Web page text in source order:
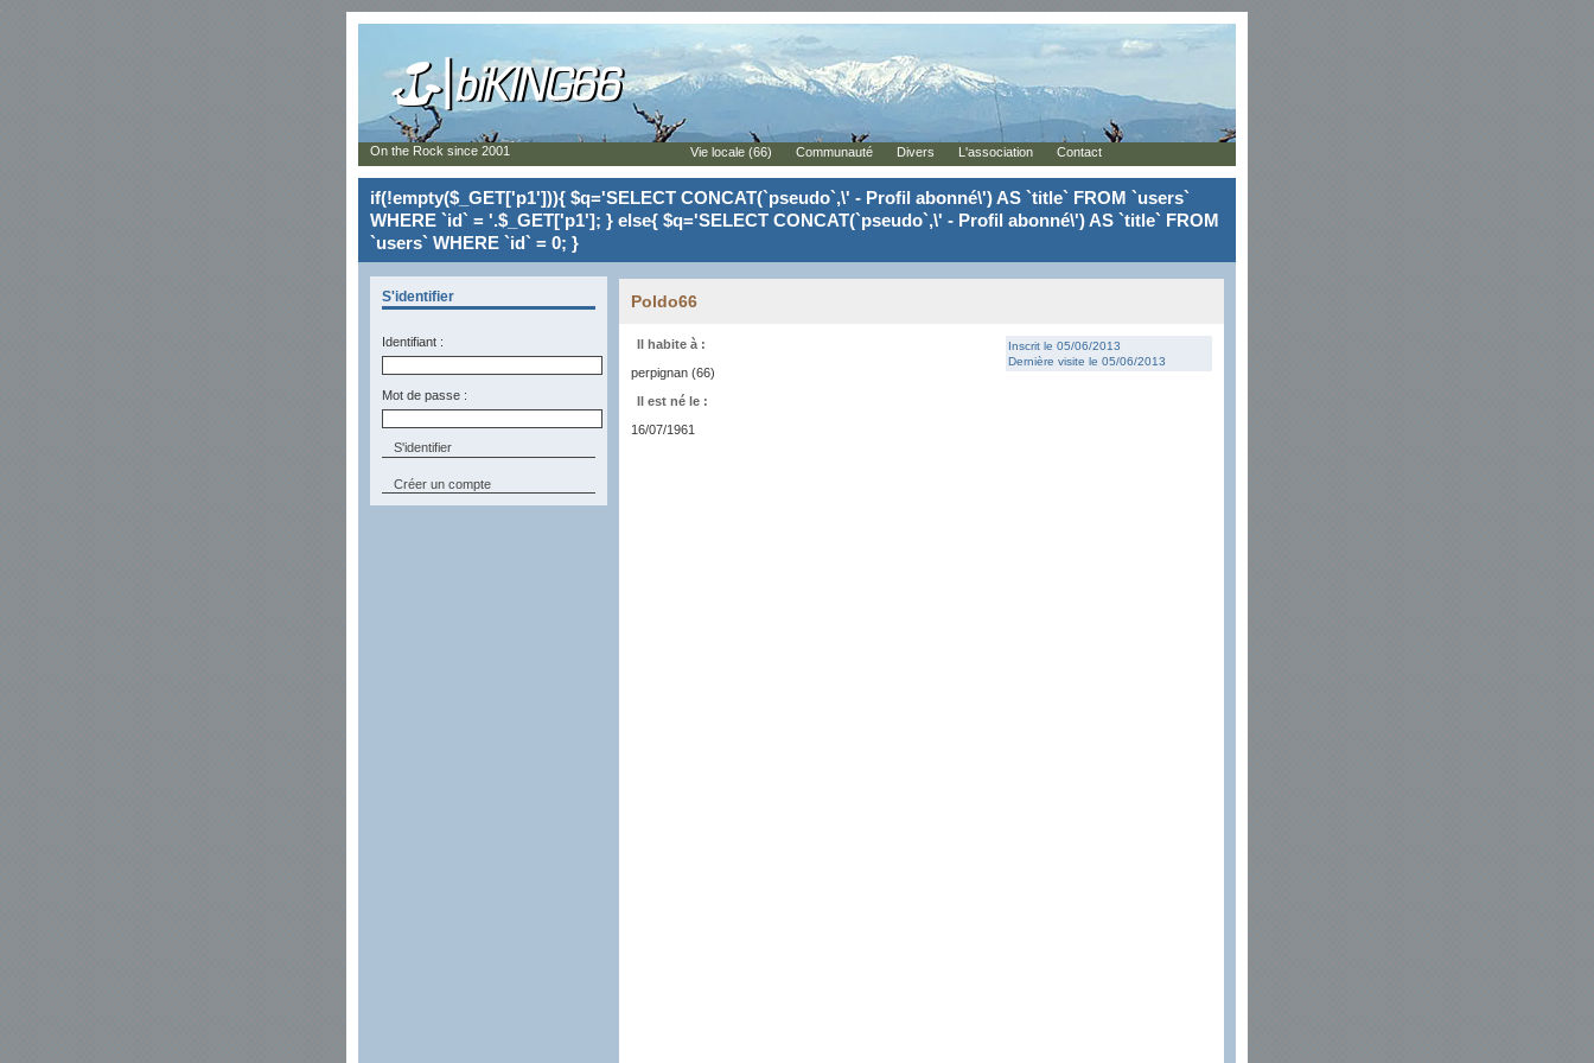
if(!empty($_GET['p1'])){ $q='SELECT CONCAT(`pseudo`,\' - Profil abonné\') AS `title` FROM `users`
WHERE `id` = '.$_GET['p1']; } else{ $q='SELECT CONCAT(`pseudo`,\' - Profil abonné\') AS `title` FROM
`users` WHERE `id` = 0; }
S'identifier
Identifiant :
Mot de passe :
Créer un compte
Poldo66
Inscrit le 05/06/2013
Dernière visite le 05/06/2013
Il habite à :
perpignan (66)
Il est né le :
16/07/1961
On the Rock since 2001 Vie locale (66) Communauté Divers L'association Contact